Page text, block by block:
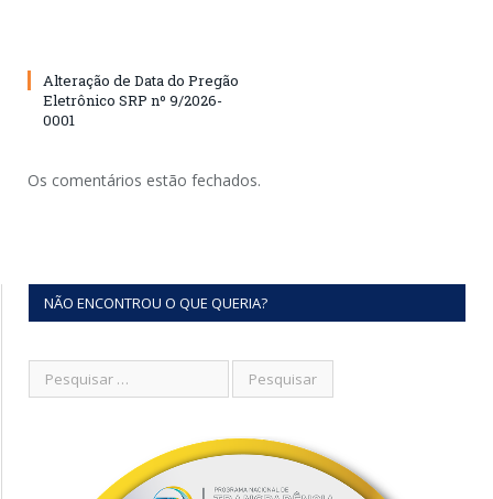
Alteração de Data do Pregão
Eletrônico SRP nº 9/2026-
0001
Os comentários estão fechados.
NÃO ENCONTROU O QUE QUERIA?